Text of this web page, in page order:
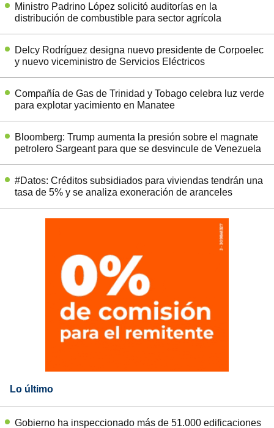
Ministro Padrino López solicitó auditorías en la
distribución de combustible para sector agrícola
Delcy Rodríguez designa nuevo presidente de Corpoelec
y nuevo viceministro de Servicios Eléctricos
Compañía de Gas de Trinidad y Tobago celebra luz verde
para explotar yacimiento en Manatee
Bloomberg: Trump aumenta la presión sobre el magnate
petrolero Sargeant para que se desvincule de Venezuela
#Datos: Créditos subsidiados para viviendas tendrán una
tasa de 5% y se analiza exoneración de aranceles
Lo último
Gobierno ha inspeccionado más de 51.000 edificaciones